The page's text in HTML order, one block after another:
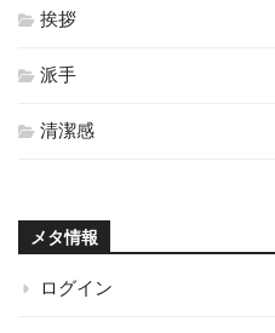
挨拶
派手
清潔感
メタ情報
ログイン